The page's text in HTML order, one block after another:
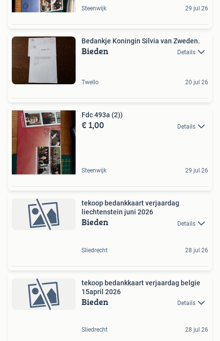
Steenwijk 29 jul 26
Bedankje Koningin Silvia van Zweden.
Bieden Details
Twello 20 jul 26
Fdc 493a (2))
€ 1,00 Details
Steenwijk 29 jul 26
tekoop bedankkaart verjaardag
liechtenstein juni 2026
Bieden Details
Sliedrecht 28 jul 26
tekoop bedankkaart verjaardag belgie
15april 2026
Bieden Details
Sliedrecht 28 jul 26